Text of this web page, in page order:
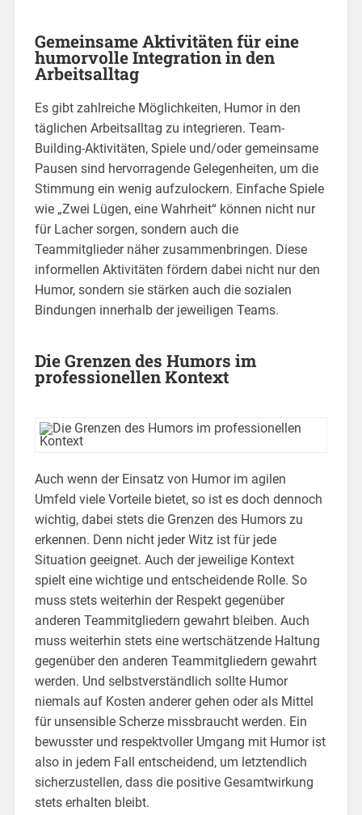
Gemeinsame Aktivitäten für eine
humorvolle Integration in den
Arbeitsalltag
Es gibt zahlreiche Möglichkeiten, Humor in den
täglichen Arbeitsalltag zu integrieren. Team-
Building-Aktivitäten, Spiele und/oder gemeinsame
Pausen sind hervorragende Gelegenheiten, um die
Stimmung ein wenig aufzulockern. Einfache Spiele
wie „Zwei Lügen, eine Wahrheit“ können nicht nur
für Lacher sorgen, sondern auch die
Teammitglieder näher zusammenbringen. Diese
informellen Aktivitäten fördern dabei nicht nur den
Humor, sondern sie stärken auch die sozialen
Bindungen innerhalb der jeweiligen Teams.
Die Grenzen des Humors im
professionellen Kontext
Auch wenn der Einsatz von Humor im agilen
Umfeld viele Vorteile bietet, so ist es doch dennoch
wichtig, dabei stets die Grenzen des Humors zu
erkennen. Denn nicht jeder Witz ist für jede
Situation geeignet. Auch der jeweilige Kontext
spielt eine wichtige und entscheidende Rolle. So
muss stets weiterhin der Respekt gegenüber
anderen Teammitgliedern gewahrt bleiben. Auch
muss weiterhin stets eine wertschätzende Haltung
gegenüber den anderen Teammitgliedern gewahrt
werden. Und selbstverständlich sollte Humor
niemals auf Kosten anderer gehen oder als Mittel
für unsensible Scherze missbraucht werden. Ein
bewusster und respektvoller Umgang mit Humor ist
also in jedem Fall entscheidend, um letztendlich
sicherzustellen, dass die positive Gesamtwirkung
stets erhalten bleibt.